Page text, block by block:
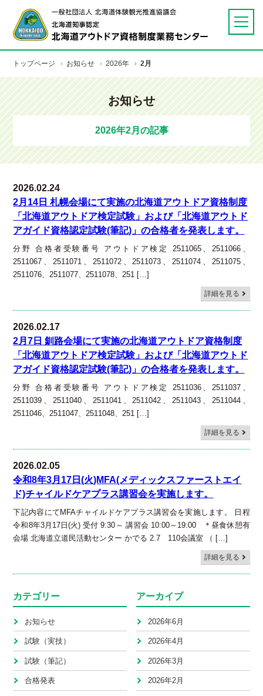
北海道アウトドア資格制度とは
ガイド資格取得について
ガイド資格更新について
優良事業者登録
知事認定アウトドアガイド名簿
申請書類等ダウンロード
お問い合わせ
トップページ お知らせ 2026年 2月
お知らせ
2026年2月の記事
2026.02.24
2月14日 札幌会場にて実施の北海道アウトドア資格制度
「北海道アウトドア検定試験」および「北海道アウトド
アガイド資格認定試験(筆記)」の合格者を発表します。
分野 合格者受験番号 アウトドア検定 2511065、2511066、
2511067、2511071、2511072、2511073、2511074、2511075、
2511076、2511077、2511078、251 […]
詳細を見る
2026.02.17
2月7日 釧路会場にて実施の北海道アウトドア資格制度
「北海道アウトドア検定試験」および「北海道アウトド
アガイド資格認定試験(筆記)」の合格者を発表します。
分野 合格者受験番号 アウトドア検定 2511036、2511037、
2511039、2511040、2511041、2511042、2511043、2511044、
2511046、2511047、2511048、251 […]
詳細を見る
2026.02.05
令和8年3月17日(火)MFA(メディックスファーストエイ
ド)チャイルドケアプラス講習会を実施します。
下記内容にてMFAチャイルドケアプラス講習会を実施します。 日程
令和8年3月17日(火) 受付 9:30～ 講習会 10:00～19:00 ＊昼食休憩有
会場 北海道立道民活動センター かでる 2.7 110会議室 （ […]
詳細を見る
カテゴリー
お知らせ
試験（実技）
試験（筆記）
合格発表
アーカイブ
2026年6月
2026年4月
2026年3月
2026年2月